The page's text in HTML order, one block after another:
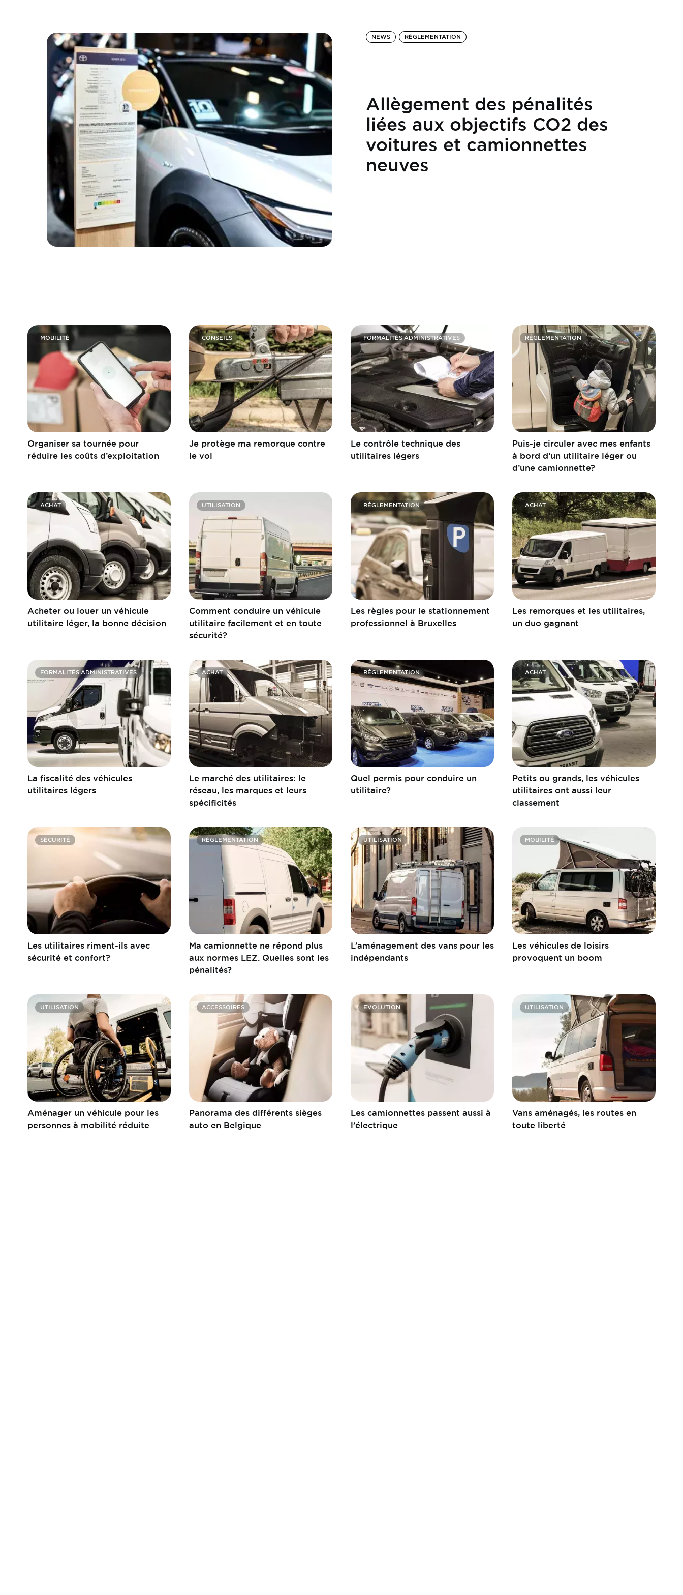
NEWS RÉGLEMENTATION
Allègement des pénalités
liées aux objectifs CO2 des
voitures et camionnettes
neuves
MOBILITÉ
Organiser sa tournée pour
réduire les coûts d’exploitation
CONSEILS
Je protège ma remorque contre
le vol
FORMALITÉS ADMINISTRATIVES
Le contrôle technique des
utilitaires légers
RÉGLEMENTATION
Puis-je circuler avec mes enfants
à bord d’un utilitaire léger ou
d’une camionnette?
ACHAT
Acheter ou louer un véhicule
utilitaire léger, la bonne décision
UTILISATION
Comment conduire un véhicule
utilitaire facilement et en toute
sécurité?
RÉGLEMENTATION
Les règles pour le stationnement
professionnel à Bruxelles
ACHAT
Les remorques et les utilitaires,
un duo gagnant
FORMALITÉS ADMINISTRATIVES
La fiscalité des véhicules
utilitaires légers
ACHAT
Le marché des utilitaires: le
réseau, les marques et leurs
spécificités
RÉGLEMENTATION
Quel permis pour conduire un
utilitaire?
ACHAT
Petits ou grands, les véhicules
utilitaires ont aussi leur
classement
SÉCURITÉ
Les utilitaires riment-ils avec
sécurité et confort?
RÉGLEMENTATION
Ma camionnette ne répond plus
aux normes LEZ. Quelles sont les
pénalités?
UTILISATION
L’aménagement des vans pour les
indépendants
MOBILITÉ
Les véhicules de loisirs
provoquent un boom
UTILISATION
Aménager un véhicule pour les
personnes à mobilité réduite
ACCESSOIRES
Panorama des différents sièges
auto en Belgique
EVOLUTION
Les camionnettes passent aussi à
l’électrique
UTILISATION
Vans aménagés, les routes en
toute liberté